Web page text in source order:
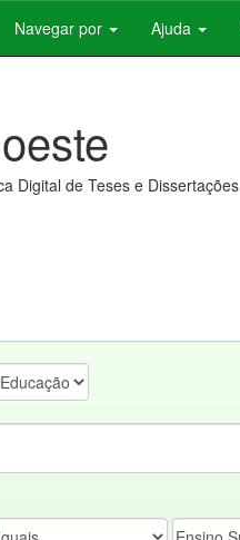
Navegar por Ajuda
Digital de Teses e Dissertações